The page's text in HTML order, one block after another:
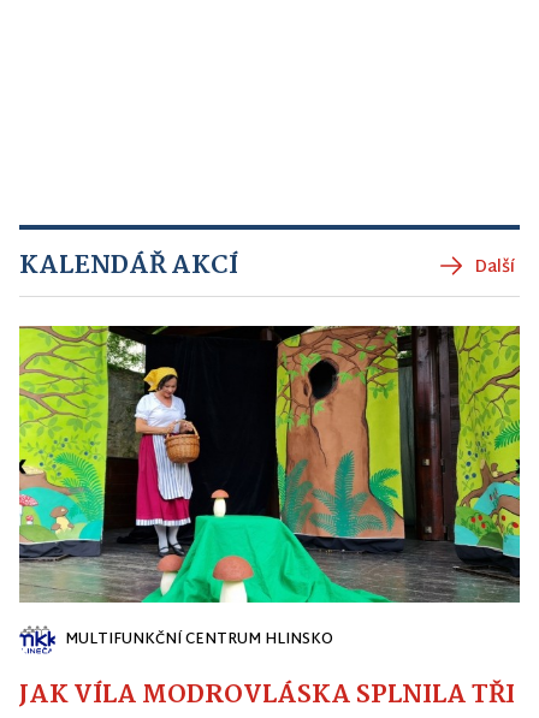
KALENDÁŘ AKCÍ Další
MULTIFUNKČNÍ CENTRUM HLINSKO
JAK VÍLA MODROVLÁSKA SPLNILA